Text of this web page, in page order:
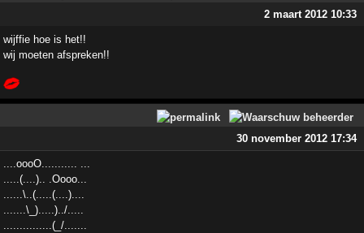
2 maart 2012 10:33
wijffie hoe is het!!
wij moeten afspreken!!
30 november 2012 17:34
....oooO........... ...
.....(....).. .Oooo...
......\..(.....(....)....
.......\_).....)../.....
...............(_/.......